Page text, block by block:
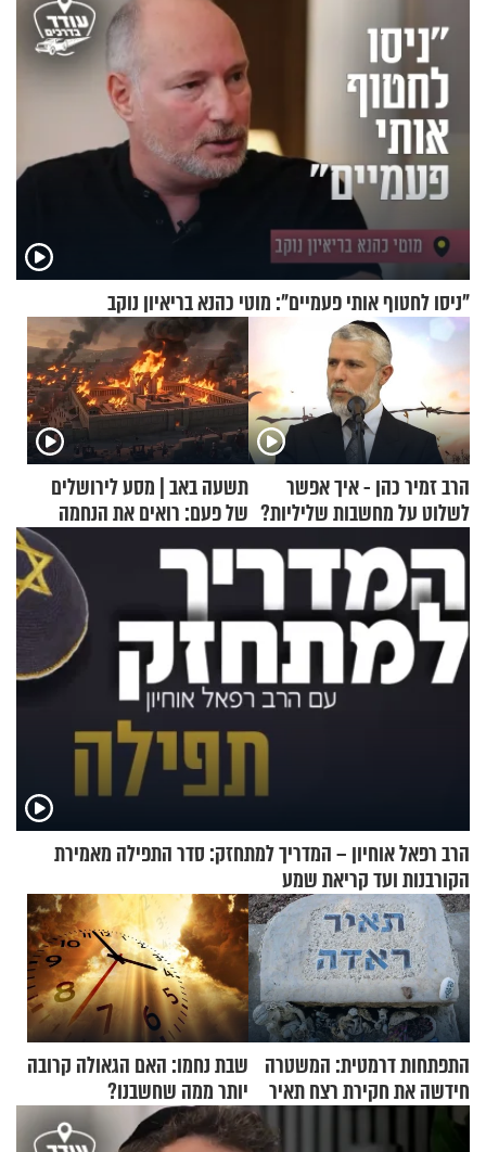
"ניסו לחטוף אותי פעמיים": מוטי כהנא בריאיון נוקב
הרב זמיר כהן - איך אפשר
לשלוט על מחשבות שליליות?
תשעה באב | מסע לירושלים
של פעם: רואים את הנחמה
הרב רפאל אוחיון – המדריך למתחזק: סדר התפילה מאמירת
הקורבנות ועד קריאת שמע
התפתחות דרמטית: המשטרה
חידשה את חקירת רצח תאיר
ראדה
שבת נחמו: האם הגאולה קרובה
יותר ממה שחשבנו?